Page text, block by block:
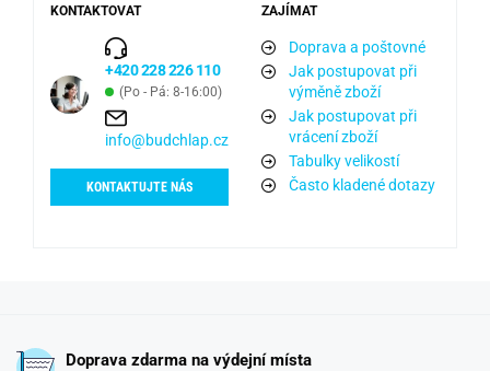
KONTAKTOVAT
+420 228 226 110
(Po - Pá: 8-16:00)
info@budchlap.cz
KONTAKTUJTE NÁS
ZAJÍMAT
Doprava a poštovné
Jak postupovat při
výměně zboží
Jak postupovat při
vrácení zboží
Tabulky velikostí
Často kladené dotazy
Doprava zdarma na výdejní místa